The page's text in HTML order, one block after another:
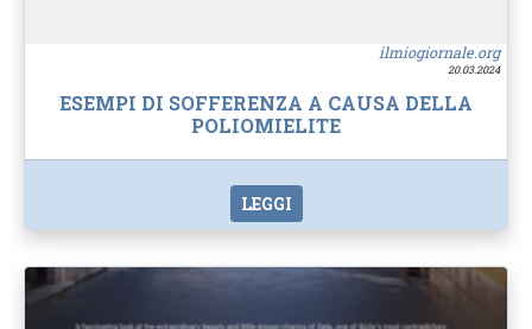
ilmiogiornale.org
20.03.2024
ESEMPI DI SOFFERENZA A CAUSA DELLA
POLIOMIELITE
LEGGI